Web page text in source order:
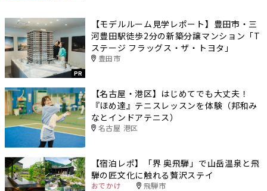
PR
【モデルルーム見学レポート】豊田市・三
河豊田駅徒歩2分の新築分譲マンション「T
ステージ フラッグス・ザ・トヨタ」
豊田市
【名古屋・港区】はじめてでも大丈夫！
『ほめ達』テニスレッスンを体験（邦和み
なとインドアテニス）
名古屋 港区
【宿泊レポ】「界 奥飛騨」で山岳温泉と飛
騨の匠文化に触れる贅沢ステイ
おでかけ 飛騨市